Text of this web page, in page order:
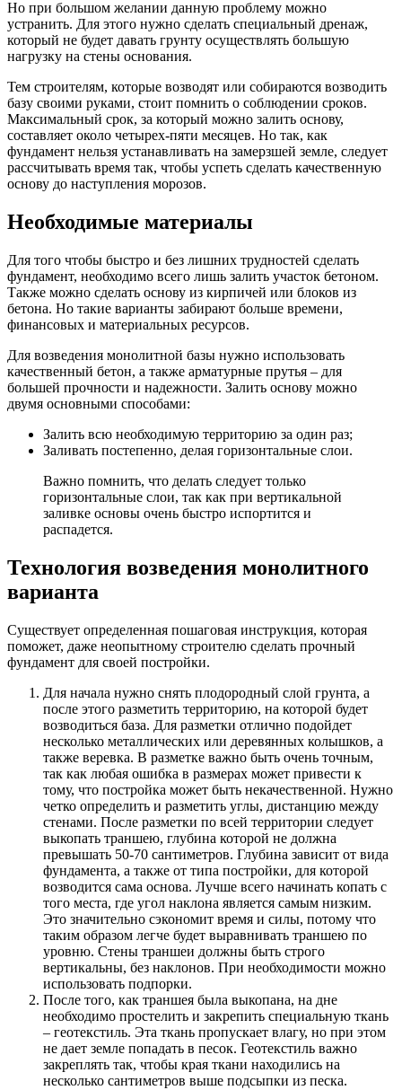
Но при большом желании данную проблему можно
устранить. Для этого нужно сделать специальный дренаж,
который не будет давать грунту осуществлять большую
нагрузку на стены основания.
Тем строителям, которые возводят или собираются возводить
базу своими руками, стоит помнить о соблюдении сроков.
Максимальный срок, за который можно залить основу,
составляет около четырех-пяти месяцев. Но так, как
фундамент нельзя устанавливать на замерзшей земле, следует
рассчитывать время так, чтобы успеть сделать качественную
основу до наступления морозов.
Необходимые материалы
Для того чтобы быстро и без лишних трудностей сделать
фундамент, необходимо всего лишь залить участок бетоном.
Также можно сделать основу из кирпичей или блоков из
бетона. Но такие варианты забирают больше времени,
финансовых и материальных ресурсов.
Для возведения монолитной базы нужно использовать
качественный бетон, а также арматурные прутья – для
большей прочности и надежности. Залить основу можно
двумя основными способами:
Залить всю необходимую территорию за один раз;
Заливать постепенно, делая горизонтальные слои.
Важно помнить, что делать следует только
горизонтальные слои, так как при вертикальной
заливке основы очень быстро испортится и
распадется.
Технология возведения монолитного
варианта
Существует определенная пошаговая инструкция, которая
поможет, даже неопытному строителю сделать прочный
фундамент для своей постройки.
Для начала нужно снять плодородный слой грунта, а
после этого разметить территорию, на которой будет
возводиться база. Для разметки отлично подойдет
несколько металлических или деревянных колышков, а
также веревка. В разметке важно быть очень точным,
так как любая ошибка в размерах может привести к
тому, что постройка может быть некачественной. Нужно
четко определить и разметить углы, дистанцию между
стенами. После разметки по всей территории следует
выкопать траншею, глубина которой не должна
превышать 50-70 сантиметров. Глубина зависит от вида
фундамента, а также от типа постройки, для которой
возводится сама основа. Лучше всего начинать копать с
того места, где угол наклона является самым низким.
Это значительно сэкономит время и силы, потому что
таким образом легче будет выравнивать траншею по
уровню. Стены траншеи должны быть строго
вертикальны, без наклонов. При необходимости можно
использовать подпорки.
После того, как траншея была выкопана, на дне
необходимо простелить и закрепить специальную ткань
– геотекстиль. Эта ткань пропускает влагу, но при этом
не дает земле попадать в песок. Геотекстиль важно
закреплять так, чтобы края ткани находились на
несколько сантиметров выше подсыпки из песка.